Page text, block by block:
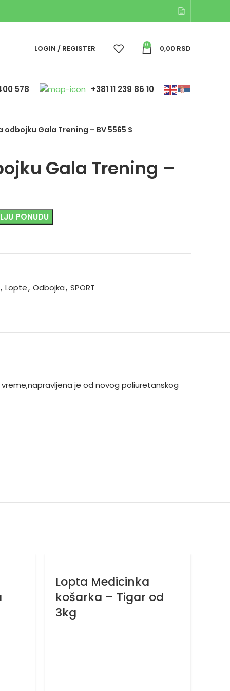
LOGIN / REGISTER 0 0,00 RSD
578 +381 11 239 86 10
odbojku Gala Trening – BV 5565 S
Gala Trening –
PONUDU
, Lopte, Odbojka, SPORT
je od novog poliuretanskog
Lopta Medicinka
košarka – Tigar od
3kg